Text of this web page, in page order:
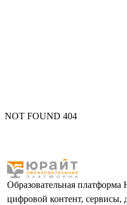
NOT FOUND 404
Образовательная платформа
цифровой контент, сервисы,